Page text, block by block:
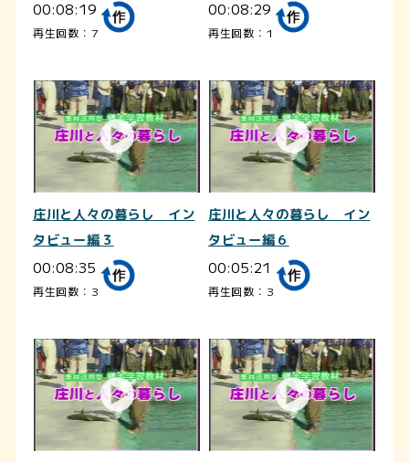
00:08:19
再生回数：7
00:08:29
再生回数：1
庄川と人々の暮らし イン
タビュー編３
00:08:35
再生回数：3
庄川と人々の暮らし イン
タビュー編６
00:05:21
再生回数：3